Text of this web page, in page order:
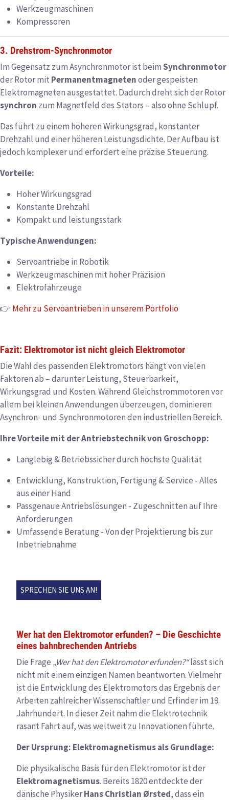
Werkzeugmaschinen
Kompressoren
3. Drehstrom-Synchronmotor
Im Gegensatz zum Asynchronmotor ist beimSynchronmotor
der Rotor mit Permanentmagnetenoder gespeisten
Elektromagneten ausgestattet. Dadurch dreht sich der Rotor
synchron zum Magnetfeld des Stators – also ohne Schlupf.
Das führt zu einem höheren Wirkungsgrad, konstanter
Drehzahl und einer höheren Leistungsdichte. Der Aufbau ist
jedoch komplexer und erfordert eine präzise Steuerung.
Vorteile:
Hoher Wirkungsgrad
Konstante Drehzahl
Kompakt und leistungsstark
Typische Anwendungen:
Servoantriebe in Robotik
Werkzeugmaschinen mit hoher Präzision
Elektrofahrzeuge
👉 Mehr zu Servoantrieben in unserem Portfolio
Fazit: Elektromotor ist nicht gleich Elektromotor
Die Wahl des passenden Elektromotors hängt von vielen
Faktoren ab – darunter Leistung, Steuerbarkeit,
Wirkungsgrad und Kosten. Während Gleichstrommotoren vor
allem bei kleinen Anwendungen überzeugen, dominieren
Asynchron- und Synchronmotoren den industriellen Bereich.
Ihre Vorteile mit der Antriebstechnik von Groschopp:
Langlebig & Betriebssicher durch höchste Qualität
Entwicklung, Konstruktion, Fertigung & Service - Alles
aus einer Hand
Passgenaue Antriebslösungen - Zugeschnitten auf Ihre
Anforderungen
Umfassende Beratung - Von der Projektierung bis zur
Inbetriebnahme
SPRECHEN SIE UNS AN!
Wer hat den Elektromotor erfunden? – Die Geschichte
eines bahnbrechenden Antriebs
Die Frage „Wer hat den Elektromotor erfunden?“lässt sich
nicht mit einem einzigen Namen beantworten. Vielmehr
ist die Entwicklung des Elektromotors das Ergebnis der
Arbeiten zahlreicher Wissenschaftler und Erfinder im 19.
Jahrhundert. In dieser Zeit nahm die Elektrotechnik
rasant Fahrt auf, was weltweit zu Innovationen führte.
Der Ursprung: Elektromagnetismus als Grundlage:
Die physikalische Basis für den Elektromotor ist der
Elektromagnetismus. Bereits 1820 entdeckte der
dänische PhysikerHans Christian Ørsted, dass ein